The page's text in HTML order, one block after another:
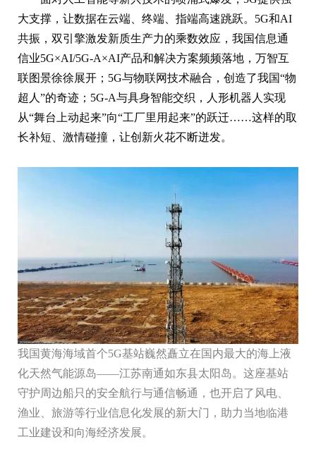
大支撑，让数据在云端、终端、指端高速跳跃。5G和AI
共振，双引擎激发新质生产力的乘数效应，我国信息通
信业5G×AI/5G-A×AI产品和解决方案频频落地，万智互
联图景徐徐展开；5G与物联网技术融合，创造了我国“物
超人”的奇迹；5G-A与具身智能交织，人形机器人实现
从“舞台上动起来”向“工厂里用起来”的跃迁……这样的取
长补短、激情碰撞，让创新火花不断迸发。
我国黄海海域首个5G基站巍然矗立在国内最大的海上液
化天然气能源岛——江苏南通如东县太阳岛。这座基站
守护周边船只的安全航行与通信畅通，也开启了风电、
渔业、旅游等行业信息化发展的新大门，助力当地临港
工业建设和向海经济发展。